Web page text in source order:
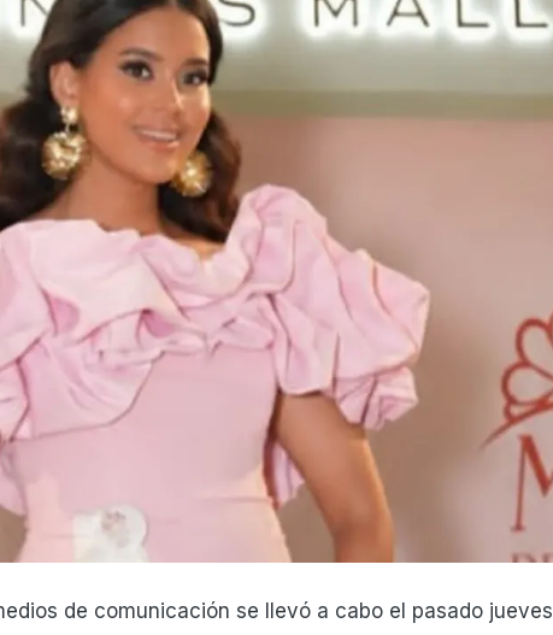
de comunicación se llevó a cabo el pasado jueves